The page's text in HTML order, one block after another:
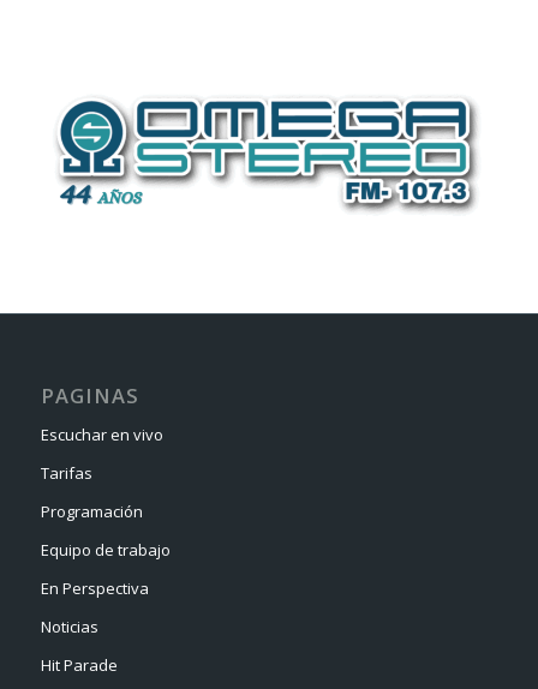
PAGINAS
Escuchar en vivo
Tarifas
Programación
Equipo de trabajo
En Perspectiva
Noticias
Hit Parade